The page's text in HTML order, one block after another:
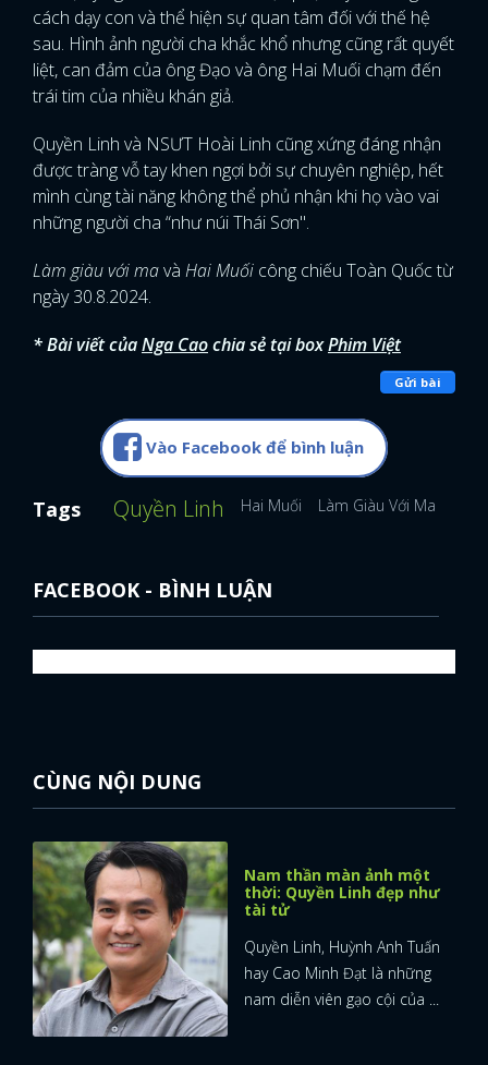
x
ĐĂNG NHẬP
cách dạy con và thể hiện sự quan tâm đối với thế hệ
sau. Hình ảnh người cha khắc khổ nhưng cũng rất quyết
liệt, can đảm của ông Đạo và ông Hai Muối chạm đến
trái tim của nhiều khán giả.
Quyền Linh và NSƯT Hoài Linh cũng xứng đáng nhận
được tràng vỗ tay khen ngợi bởi sự chuyên nghiệp, hết
mình cùng tài năng không thể phủ nhận khi họ vào vai
những người cha “như núi Thái Sơn".
Làm giàu với mavà Hai Muối công chiếu Toàn Quốc từ
ngày 30.8.2024.
* Bài viết củaNga Caochia sẻ tại boxPhim Việt
Gửi bài
Vào Facebook để bình luận
Tags Quyền Linh Hai Muối Làm Giàu Với Ma
FACEBOOK - BÌNH LUẬN
CÙNG NỘI DUNG
Nam thần màn ảnh một
thời: Quyền Linh đẹp như
tài tử
Quyền Linh, Huỳnh Anh Tuấn
hay Cao Minh Đạt là những
nam diễn viên gạo cội của ...